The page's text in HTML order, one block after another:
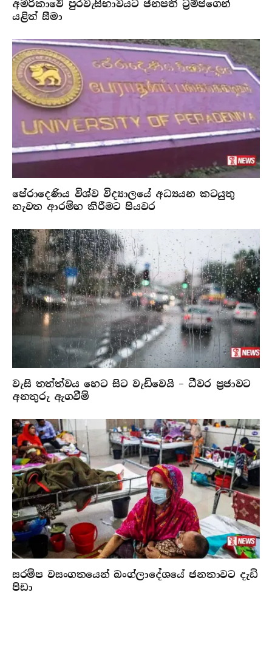
අමරිකාවේ පුරවැසිභාවයට ජනපති ට්‍රම්ප්ගෙන්
යළිත් සීමා
පේරාදෙණිය විශ්ව විද්‍යාලයේ අධ්‍යයන කටයුතු
නැවත ආරම්භ කිරීමට පියවර
වැසි තත්ත්වය හෙට සිට වැඩිවෙයි – ධීවර ප්‍රජාවට
අනතුරු ඇගවීම්
සරම්ප වසංගතයෙන් බංග්ලාදේශයේ ජනතාවට දැඩි
පිඩා